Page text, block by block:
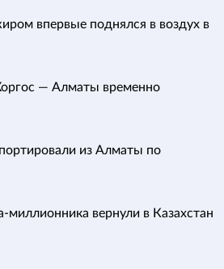
впервые поднялся в воздух в
— Алматы временно
из Алматы по
миллионника вернули в Казахстан